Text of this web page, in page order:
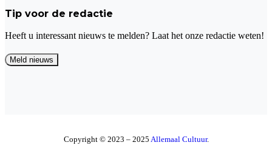
Tip voor de redactie
Heeft u interessant nieuws te melden? Laat het onze redactie weten!
Copyright © 2023 – 2025 Allemaal Cultuur.